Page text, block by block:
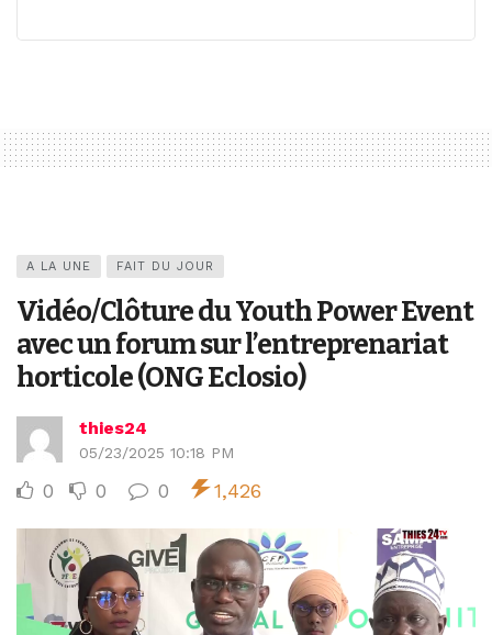
A LA UNE FAIT DU JOUR
Vidéo/Clôture du Youth Power Event
avec un forum sur l’entreprenariat
horticole (ONG Eclosio)
thies24
05/23/2025 10:18 PM
0 0 0 1,426